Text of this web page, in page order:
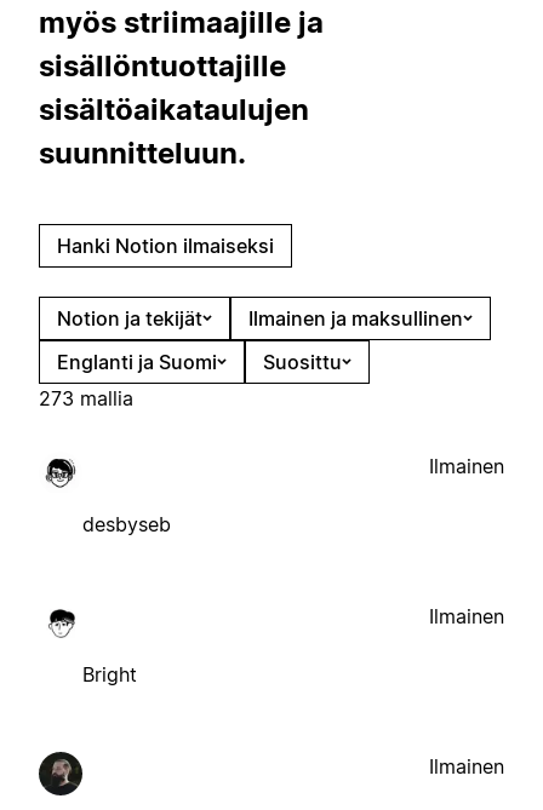
myös striimaajille ja
sisällöntuottajille
sisältöaikataulujen
suunnitteluun.
Hanki Notion ilmaiseksi
Notion ja tekijät
Ilmainen ja maksullinen
Englanti ja Suomi
Suosittu
273 mallia
desbyseb
Ilmainen
Bright
Ilmainen
Ilmainen